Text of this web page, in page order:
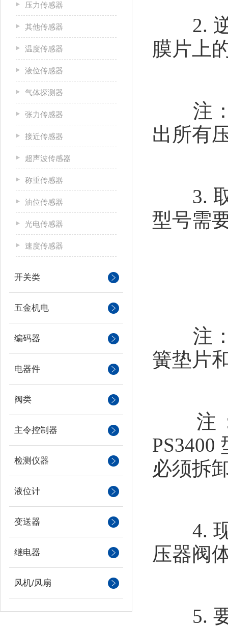
压力传感器
其他传感器
温度传感器
液位传感器
气体探测器
张力传感器
接近传感器
超声波传感器
称重传感器
油位传感器
光电传感器
速度传感器
开关类
五金机电
编码器
电器件
阀类
主令控制器
检测仪器
液位计
变送器
继电器
风机/风扇
2. 逆
膜片上
注：
出所有
3. 取
型号需
注：
簧垫片
注：
必须拆
4. 现
压器阀
5. 要